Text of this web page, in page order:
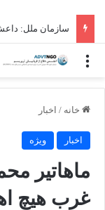
سازمان ملل:
منو
خانه / اخبار
اخبار ویژه
ماهاتیر
غرب هیچ